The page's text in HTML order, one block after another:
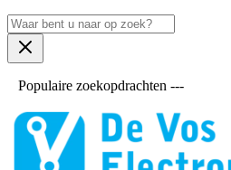
Populaire zoekopdrachten ---